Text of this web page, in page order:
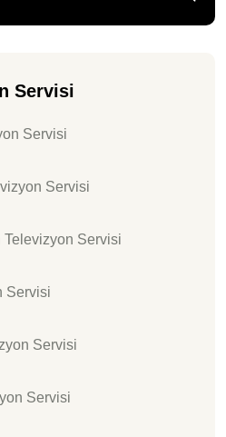
Servisi
Servisi
Servisi
Servisi
Servisi
Servisi
Servisi